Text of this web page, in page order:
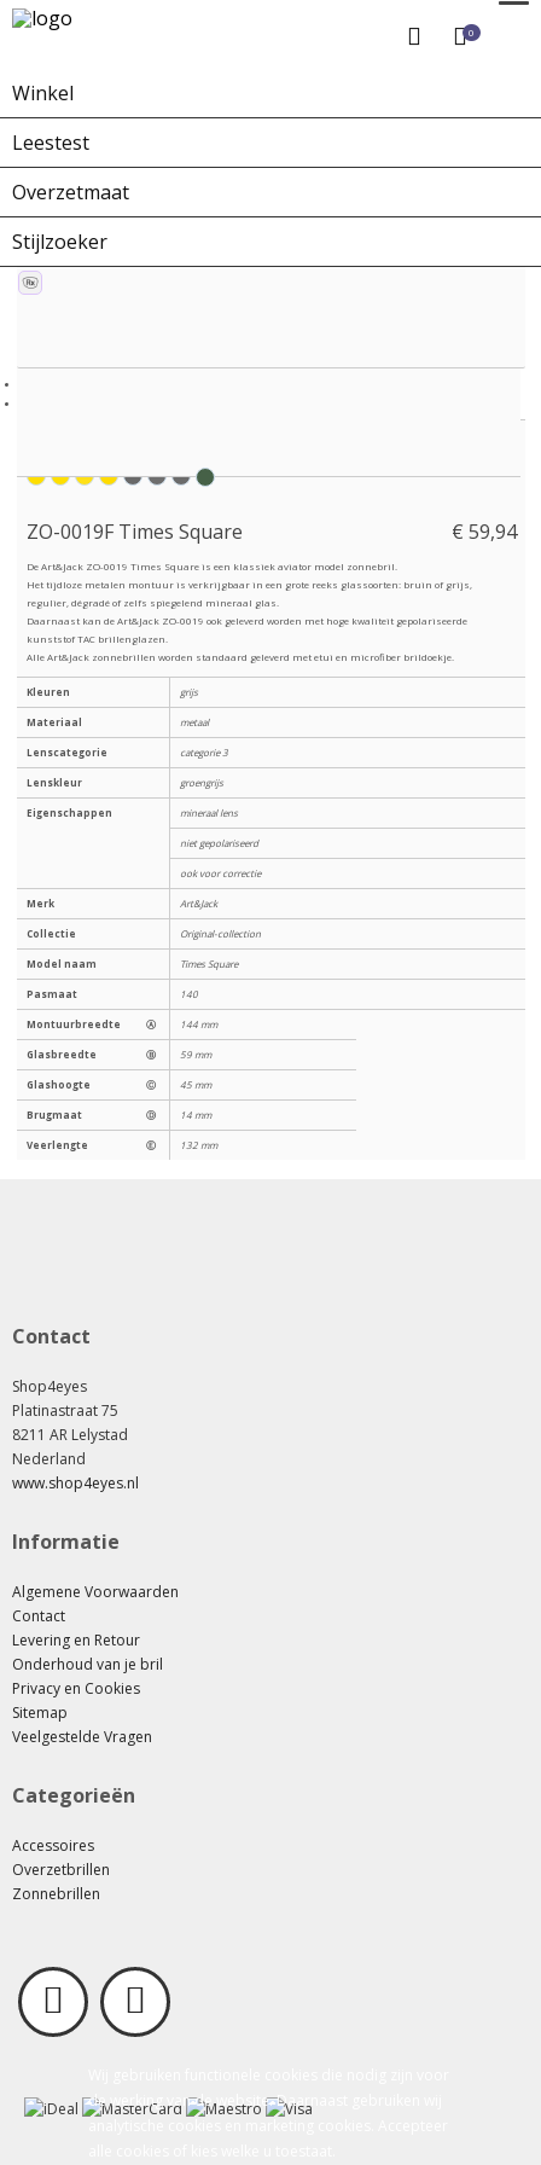
de werking van de website. Daarnaast gebruiken wij
0
Winkel
Leestest
Overzetmaat
Stijlzoeker
Home Winkel
ZO-0019F Times Square € 59,94
De Art&Jack ZO-0019 Times Square is een klassiek aviator model zonnebril.
Het tijdloze metalen montuur is verkrijgbaar in een grote reeks glassoorten: bruin of grijs,
regulier, dégradé of zelfs spiegelend mineraal glas.
Daarnaast kan de Art&Jack ZO-0019 ook geleverd worden met hoge kwaliteit gepolariseerde
kunststof TAC brillenglazen.
Alle Art&Jack zonnebrillen worden standaard geleverd met etui en microfiber brildoekje.
Kleuren grijs
Materiaal metaal
Lenscategorie categorie 3
Lenskleur groengrijs
Eigenschappen mineraal lens
niet gepolariseerd
ook voor correctie
Merk Art&Jack
Collectie Original-collection
Model naam Times Square
Pasmaat 140
Montuurbreedte Ⓐ 144 mm
Glasbreedte Ⓑ 59 mm
Glashoogte Ⓒ 45 mm
Brugmaat Ⓓ 14 mm
Veerlengte Ⓔ 132 mm
Contact
Shop4eyes
Platinastraat 75
8211 AR Lelystad
Nederland
www.shop4eyes.nl
Informatie
Algemene Voorwaarden
Contact
Levering en Retour
Onderhoud van je bril
Privacy en Cookies
Sitemap
Veelgestelde Vragen
Categorieën
Accessoires
Overzetbrillen
Zonnebrillen